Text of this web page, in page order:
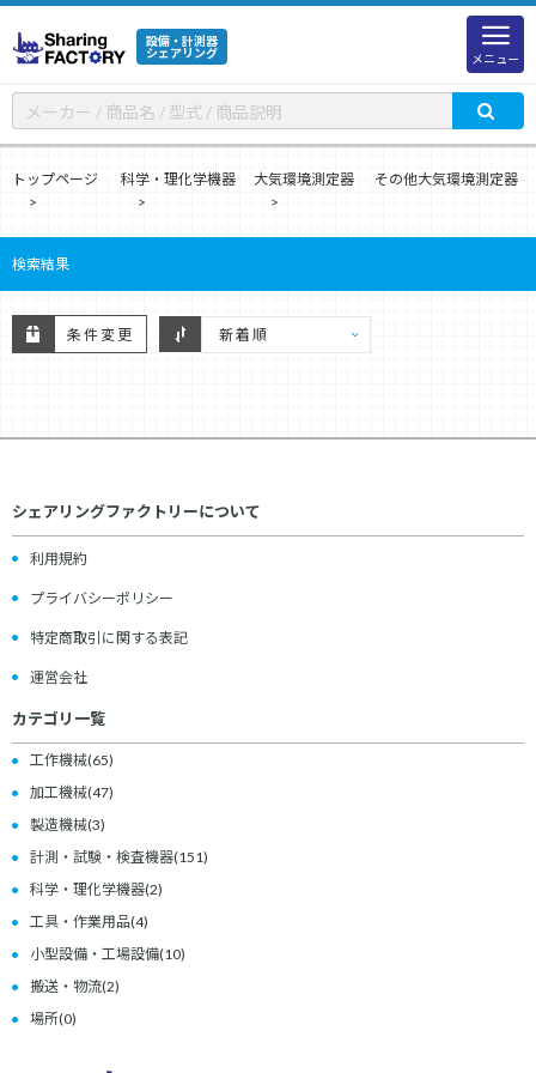
設備・計測器
シェアリング
メニュー
トップページ 科学・理化学機器 大気環境測定器 その他大気環境測定器
検索結果
条件変更
シェアリングファクトリーについて
利用規約
プライバシーポリシー
特定商取引に関する表記
運営会社
カテゴリ一覧
工作機械(65)
加工機械(47)
製造機械(3)
計測・試験・検査機器(151)
科学・理化学機器(2)
工具・作業用品(4)
小型設備・工場設備(10)
搬送・物流(2)
場所(0)